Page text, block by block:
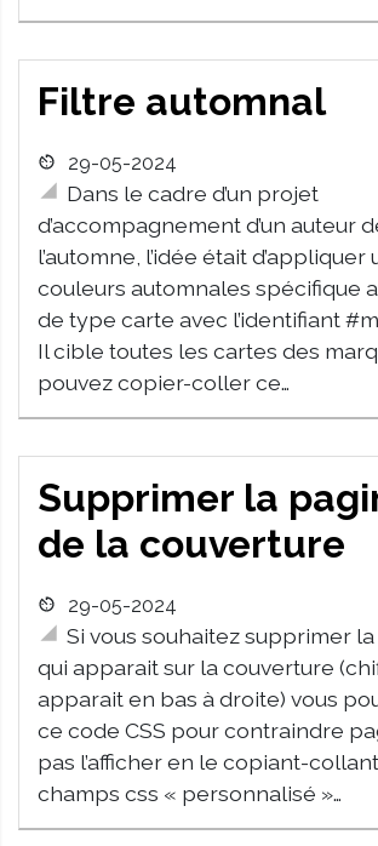
Filtre automnal
29-05-2024
Dans le cadre d’un projet
d’accompagnement d’un auteur
l’automne, l’idée était d’appliquer
couleurs automnales spécifique
de type carte avec l’identifiant
Il cible toutes les cartes des
pouvez copier-coller ce…
Supprimer la
de la couverture
29-05-2024
Si vous souhaitez supprimer
qui apparait sur la couverture
apparait en bas à droite) vous
ce code CSS pour contraindre
pas l’afficher en le copiant-
champs css « personnalisé »…